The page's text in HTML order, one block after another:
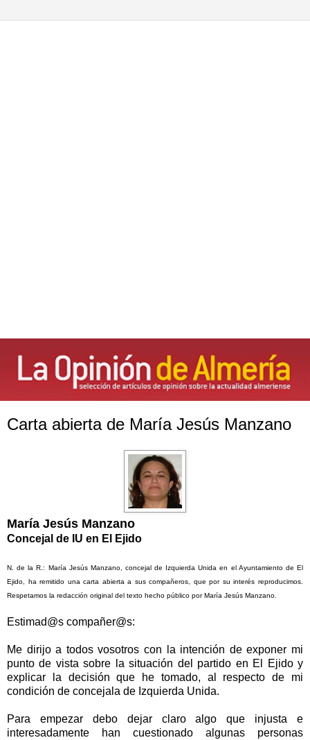
Carta abierta de María Jesús Manzano
María Jesús Manzano
Concejal de IU en El Ejido
N. de la R.: María Jesús Manzano, concejal de Izquierda Unida en el Ayuntamiento de El
Ejido, ha remitido una carta abierta a sus compañeros, que por su interés reproducimos.
Respetamos la redacción original del texto hecho público por María Jesús Manzano.
Estimad@s compañer@s:
Me dirijo a todos vosotros con la intención de exponer mi
punto de vista sobre la situación del partido en El Ejido y
explicar la decisión que he tomado, al respecto de mi
condición de concejala de Izquierda Unida.
Para empezar debo dejar claro algo que injusta e
interesadamente han cuestionado algunas personas